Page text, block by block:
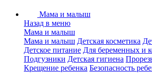
Мама и малыш
Назад в меню
Мама и малыш
Мама и малыш Детская косметика
Детское питание Для беременных и
Подгузники Детская гигиена
Крещение ребенка Безопасность